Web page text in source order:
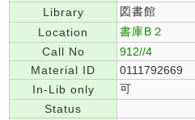
Library
図書館
Location
書庫B２
Call No
912//4
Material ID
0111792669
In-Lib only
可
Status